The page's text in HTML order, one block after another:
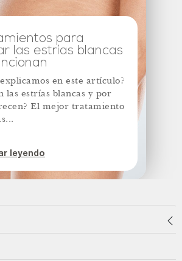
para
las estrías blancas
en este artículo?
las estrías blancas y por
El mejor tratamiento
leyendo